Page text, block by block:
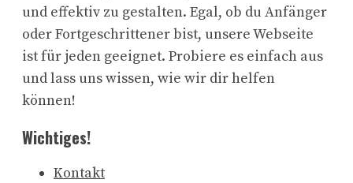
und effektiv zu gestalten. Egal, ob du Anfänger
oder Fortgeschrittener bist, unsere Webseite
ist für jeden geeignet. Probiere es einfach aus
und lass uns wissen, wie wir dir helfen
können!
Wichtiges!
Kontakt